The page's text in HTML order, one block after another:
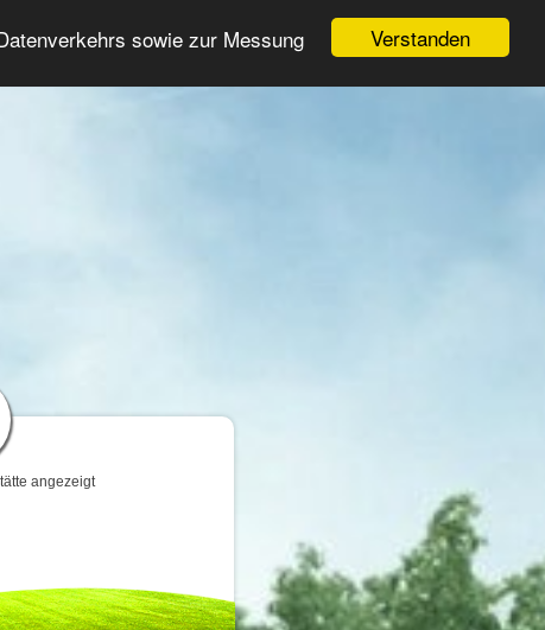
Verstanden
sowie zur Messung
angezeigt